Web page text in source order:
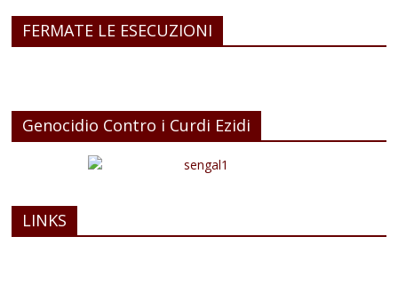
FERMATE LE ESECUZIONI
Genocidio Contro i Curdi Ezidi
LINKS